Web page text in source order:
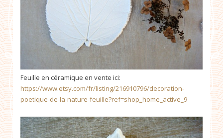
Feuille en céramique en vente ici:
https://www.etsy.com/fr/listing/216910796/decoration-
poetique-de-la-nature-feuille?ref=shop_home_active_9